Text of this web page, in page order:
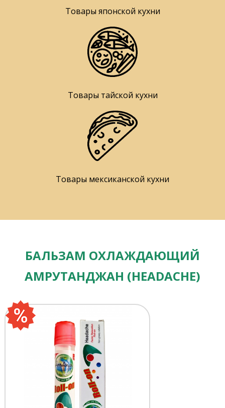
Товары японской кухни
Товары тайской кухни
Товары мексиканской кухни
БАЛЬЗАМ ОХЛАЖДАЮЩИЙ
АМРУТАНДЖАН (HEADACHE)